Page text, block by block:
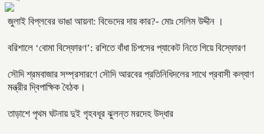
জুলাই বিপ্লবের ভাঙা আয়না: বিভেদের দায় কার?- মোঃ সেলিম উদ্দীন ।
বরিশালে ‘বোমা বিস্ফোরণ’: রশিতে বাঁধা চিপসের প্যাকেট নিতে গিয়ে বিস্ফোরণ
সৌদি শ্রমবাজার সম্প্রসারণে সৌদি আরবের প্রতিনিধিদলের সাথে প্রবাসী কল্যাণ
মন্ত্রীর দ্বিপাক্ষিক বৈঠক।
তাড়াশে পৃথম ঘটনায় দুই গৃহবধূর ঝুলন্ত মরদেহ উদ্ধার